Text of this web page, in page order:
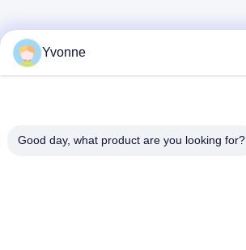
Yvonne
Good day, what product are you looking for?